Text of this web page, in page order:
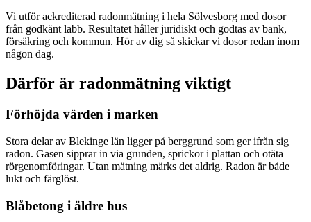
Vi utför ackrediterad radonmätning i hela Sölvesborg med dosor
från godkänt labb. Resultatet håller juridiskt och godtas av bank,
försäkring och kommun. Hör av dig så skickar vi dosor redan inom
någon dag.
Därför är radonmätning viktigt
Förhöjda värden i marken
Stora delar av Blekinge län ligger på berggrund som ger ifrån sig
radon. Gasen sipprar in via grunden, sprickor i plattan och otäta
rörgenomföringar. Utan mätning märks det aldrig. Radon är både
lukt och färglöst.
Blåbetong i äldre hus